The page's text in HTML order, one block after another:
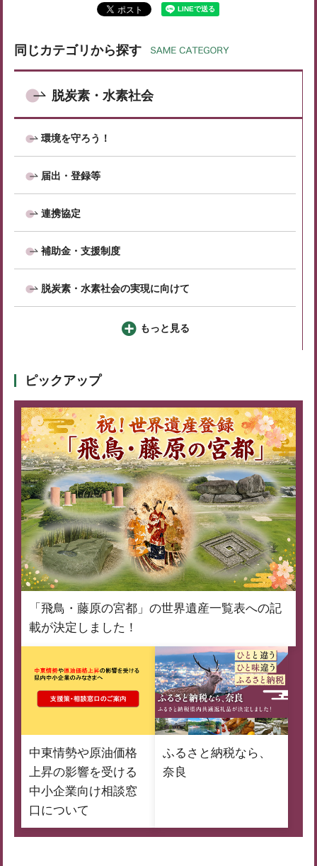
同じカテゴリから探す
脱炭素・水素社会
環境を守ろう！
届出・登録等
連携協定
補助金・支援制度
脱炭素・水素社会の実現に向けて
もっと見る
ピックアップ
「飛鳥・藤原の宮都」の世界遺産一覧表への記
載が決定しました！
中東情勢や原油価格
上昇の影響を受ける
中小企業向け相談窓
口について
ふるさと納税なら、
奈良